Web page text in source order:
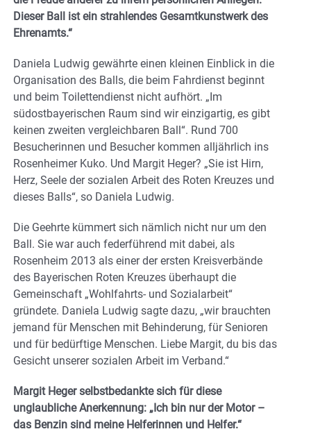
Dieser Ball ist ein strahlendes Gesamtkunstwerk des
Ehrenamts.“
Daniela Ludwig gewährte einen kleinen Einblick in die
Organisation des Balls, die beim Fahrdienst beginnt
und beim Toilettendienst nicht aufhört. „Im
südostbayerischen Raum sind wir einzigartig, es gibt
keinen zweiten vergleichbaren Ball“. Rund 700
Besucherinnen und Besucher kommen alljährlich ins
Rosenheimer Kuko. Und Margit Heger? „Sie ist Hirn,
Herz, Seele der sozialen Arbeit des Roten Kreuzes und
dieses Balls“, so Daniela Ludwig.
Die Geehrte kümmert sich nämlich nicht nur um den
Ball. Sie war auch federführend mit dabei, als
Rosenheim 2013 als einer der ersten Kreisverbände
des Bayerischen Roten Kreuzes überhaupt die
Gemeinschaft „Wohlfahrts- und Sozialarbeit“
gründete. Daniela Ludwig sagte dazu, „wir brauchten
jemand für Menschen mit Behinderung, für Senioren
und für bedürftige Menschen. Liebe Margit, du bis das
Gesicht unserer sozialen Arbeit im Verband.“
Margit Heger selbstbedankte sich für diese
unglaubliche Anerkennung: „Ich bin nur der Motor –
das Benzin sind meine Helferinnen und Helfer.“